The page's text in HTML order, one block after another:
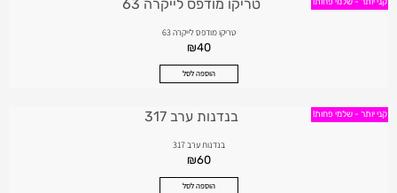
טריקו מודפס לייקרה 63
₪40
הוספה לסל
קני יותר - שלמי פחות!
בנדנות ערב 317
₪60
הוספה לסל